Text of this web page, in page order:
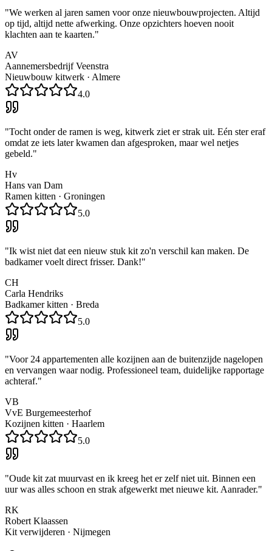
"We werken al jaren samen voor onze nieuwbouwprojecten. Altijd
op tijd, altijd nette afwerking. Onze opzichters hoeven nooit
klachten aan te kaarten."
AV
Aannemersbedrijf Veenstra
Nieuwbouw kitwerk · Almere
4.0
"Tocht onder de ramen is weg, kitwerk ziet er strak uit. Eén ster eraf
omdat ze iets later kwamen dan afgesproken, maar wel netjes
gebeld."
Hv
Hans van Dam
Ramen kitten · Groningen
5.0
"Ik wist niet dat een nieuw stuk kit zo'n verschil kan maken. De
badkamer voelt direct frisser. Dank!"
CH
Carla Hendriks
Badkamer kitten · Breda
5.0
"Voor 24 appartementen alle kozijnen aan de buitenzijde nagelopen
en vervangen waar nodig. Professioneel team, duidelijke rapportage
achteraf."
VB
VvE Burgemeesterhof
Kozijnen kitten · Haarlem
5.0
"Oude kit zat muurvast en ik kreeg het er zelf niet uit. Binnen een
uur was alles schoon en strak afgewerkt met nieuwe kit. Aanrader."
RK
Robert Klaassen
Kit verwijderen · Nijmegen